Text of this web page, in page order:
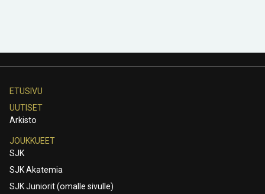
ETUSIVU
UUTISET
Arkisto
JOUKKUEET
SJK
SJK Akatemia
SJK Juniorit (omalle sivulle)